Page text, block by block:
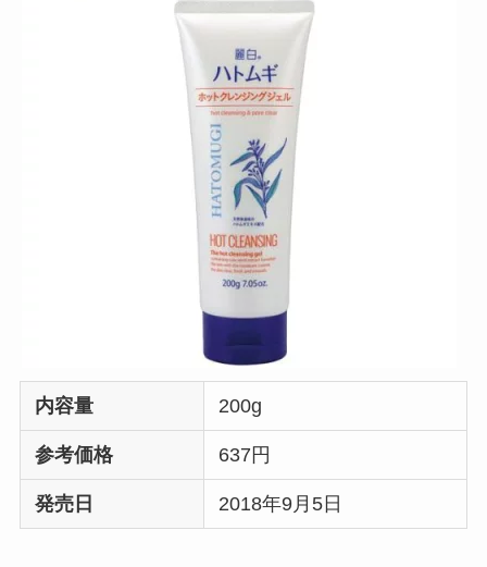
内容量 200g
参考価格 637円
発売日 2018年9月5日